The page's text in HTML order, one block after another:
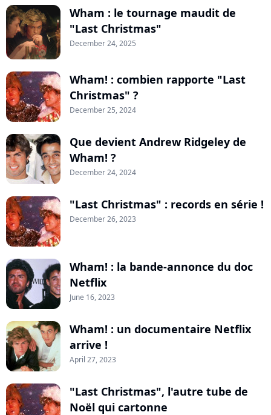
Wham : le tournage maudit de
"Last Christmas"
December 24, 2025
Wham! : combien rapporte "Last
Christmas" ?
December 25, 2024
Que devient Andrew Ridgeley de
Wham! ?
December 24, 2024
"Last Christmas" : records en série !
December 26, 2023
Wham! : la bande-annonce du doc
Netflix
June 16, 2023
Wham! : un documentaire Netflix
arrive !
April 27, 2023
"Last Christmas", l'autre tube de
Noël qui cartonne